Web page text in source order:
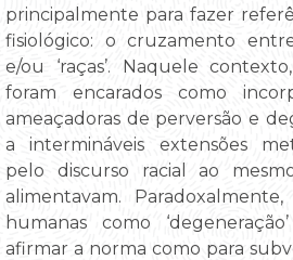
principalmente para fazer
fisiológico: o cruzamento
e/ou ‘raças’. Naquele
foram encarados como
ameaçadoras de perversão e
a intermináveis extensões
pelo discurso racial ao
alimentavam.
humanas como
afirmar a norma como para